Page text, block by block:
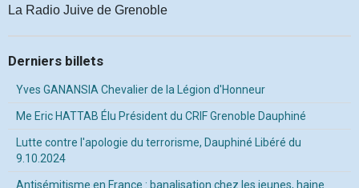
La Radio Juive de Grenoble
Derniers billets
Yves GANANSIA Chevalier de la Légion d'Honneur
Me Eric HATTAB Élu Président du CRIF Grenoble Dauphiné
Lutte contre l'apologie du terrorisme, Dauphiné Libéré du
9.10.2024
Antisémitisme en France : banalisation chez les jeunes, haine